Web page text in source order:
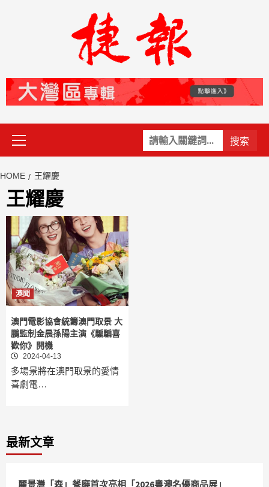
關
鍵
Primary
Menu
HOME 王耀慶
王耀慶
澳聞
澳門電影協會統籌澳門取景 大
鵬監制金晨孫陽主演《騙騙喜
歡你》開機
2024-04-13
多場景將在澳門取景的愛情
喜劇電…
最新文章
麗景灣「森」餐廳首次亮相「2026粵澳名優商品展」